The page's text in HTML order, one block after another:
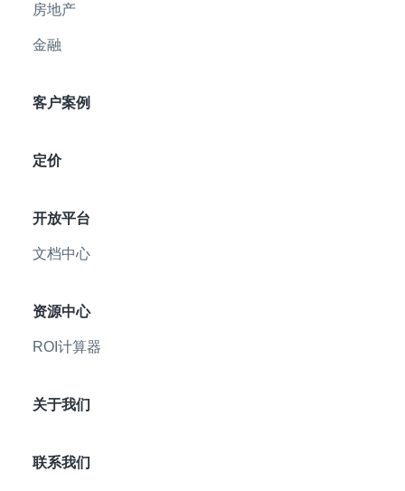
房地产
金融
客户案例
定价
开放平台
文档中心
资源中心
ROI计算器
关于我们
联系我们